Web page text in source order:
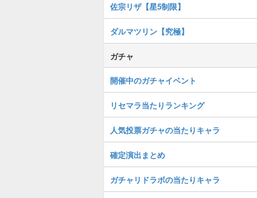
佐宗リザ【星5制限】
ダルマツリン【究極】
ガチャ
開催中のガチャイベント
リセマラ当たりランキング
人気投票ガチャの当たりキャラ
確定演出まとめ
ガチャリドラボの当たりキャラ